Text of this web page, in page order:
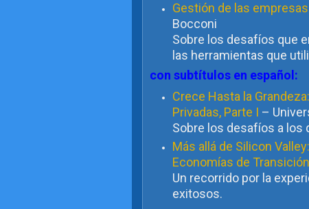
Gestión de las
Bocconi
Sobre los desafíos que
las herramientas que
con subtítulos en español:
Crece Hasta la
Privadas, Parte I –
Sobre los desafíos a los
Más allá de Silicon
Economías de Transición
Un recorrido por la
exitosos.